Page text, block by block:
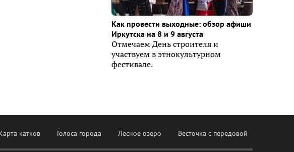
Как провести выходные: обзор афиши
Иркутска на 8 и 9 августа
Отмечаем День строителя и
участвуем в этнокультурном
фестивале.
катков Голоса города Лесное озеро Весточка с передовой